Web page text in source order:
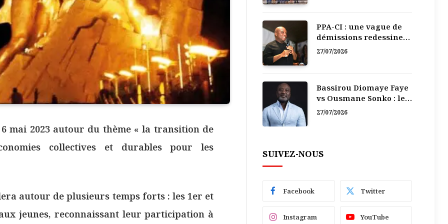
mai 2023 autour du thème « la transition de
collectives et durables pour les
autour de plusieurs temps forts : les 1er et
jeunes, reconnaissant leur participation à
PPA-CI : une vague de
démissions redessine
la recomposition
27/07/2026
Bassirou Diomaye Faye
vs Ousmane Sonko : le
vacarme du pouvoir ne
27/07/2026
SUIVEZ-NOUS
Facebook Twitter
Instagram YouTube